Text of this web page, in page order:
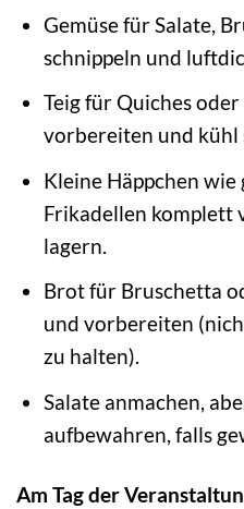
Gemüse für Salate,
schnippeln und
Teig für Quiches
vorbereiten und kühl
Kleine Häppchen
Frikadellen komplett
lagern.
Brot für Bruschetta
und vorbereiten
zu halten).
Salate anmachen,
aufbewahren, falls
Am Tag der